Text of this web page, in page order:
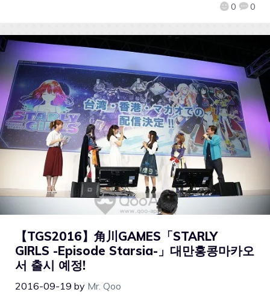
0 0
【TGS2016】角川GAMES「STARLY
GIRLS -Episode Starsia-」대만홍콩마카오
서 출시 예정!
2016-09-19 by Mr. Qoo